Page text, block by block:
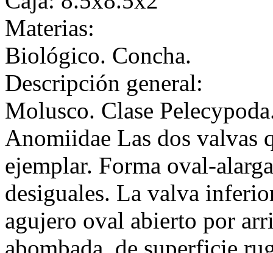
Materias:
Biológico. Concha.
Descripción general:
Molusco. Clase
Anomiidae Las dos valvas
ejemplar. Forma oval-
desiguales. La valva
agujero oval abierto por
abombada, de superficie